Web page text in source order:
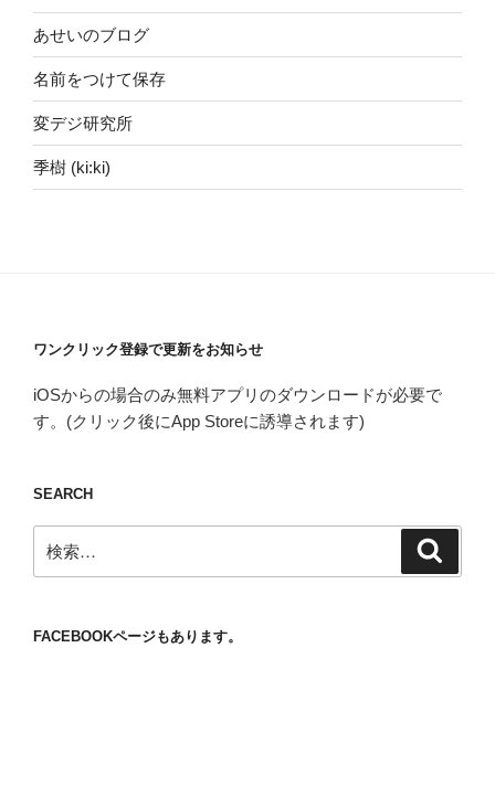
あせいのブログ
名前をつけて保存
変デジ研究所
季樹 (ki:ki)
ワンクリック登録で更新をお知らせ
iOSからの場合のみ無料アプリのダウンロードが必要で
す。(クリック後にApp Storeに誘導されます)
SEARCH
索:
FACEBOOKページもあります。